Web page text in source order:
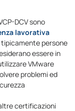
DCV sono
lavorativa
tipicamente persone
essere in
VMware
problemi ed
certificazioni